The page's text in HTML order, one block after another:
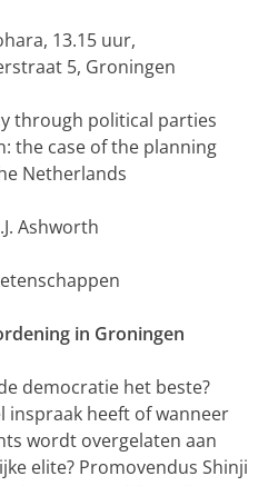
13.15 uur,
5, Groningen
through political parties
the case of the planning
Netherlands
Ashworth
in Groningen
democratie het beste?
inspraak heeft of wanneer
wordt overgelaten aan
elite? Promovendus Shinji